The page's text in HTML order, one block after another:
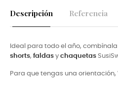
Descripción Referencia
Ideal para todo el año,
shorts, faldas y chaquetas
Para que tengas una orientación,